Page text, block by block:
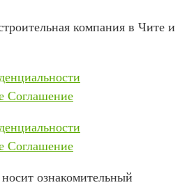
компания в Чите и
Соглашение
Соглашение
ознакомительный